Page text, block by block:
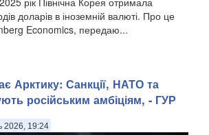
доларів в іноземній валюті. Про це
Economics, передаю...
Арктику: Санкції, НАТО та
російським амбіціям, - ГУР
2026, 19:24